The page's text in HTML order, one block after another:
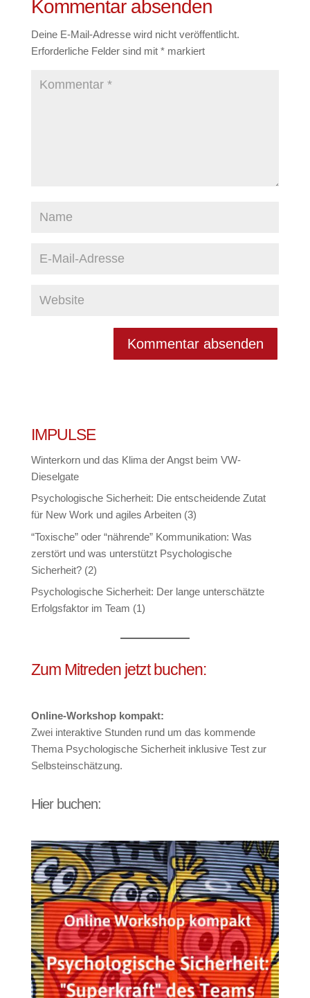
Kommentar absenden
Deine E-Mail-Adresse wird nicht veröffentlicht.
Erforderliche Felder sind mit *markiert
IMPULSE
Winterkorn und das Klima der Angst beim VW-
Dieselgate
Psychologische Sicherheit: Die entscheidende Zutat
für New Work und agiles Arbeiten (3)
“Toxische” oder “nährende” Kommunikation: Was
zerstört und was unterstützt Psychologische
Sicherheit? (2)
Psychologische Sicherheit: Der lange unterschätzte
Erfolgsfaktor im Team (1)
Zum Mitreden jetzt buchen:
Online-Workshop kompakt:
Zwei interaktive Stunden rund um das kommende
Thema Psychologische Sicherheit inklusive Test zur
Selbsteinschätzung.
Hier buchen: